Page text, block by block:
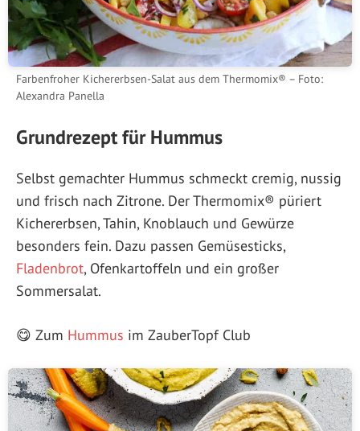
Farbenfroher Kichererbsen-Salat aus dem Thermomix® – Foto:
Alexandra Panella
Grundrezept für Hummus
Selbst gemachter Hummus schmeckt cremig, nussig
und frisch nach Zitrone. Der Thermomix® püriert
Kichererbsen, Tahin, Knoblauch und Gewürze
besonders fein. Dazu passen Gemüsesticks,
Fladenbrot, Ofenkartoffeln und ein großer
Sommersalat.
😋 Zum Hummus im ZauberTopf Club